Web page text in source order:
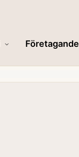
Företagande